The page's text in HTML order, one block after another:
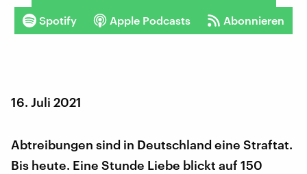
Spotify Apple Podcasts Abonnieren
16. Juli 2021
Abtreibungen sind in Deutschland eine Straftat.
Bis heute. Eine Stunde Liebe blickt auf 150